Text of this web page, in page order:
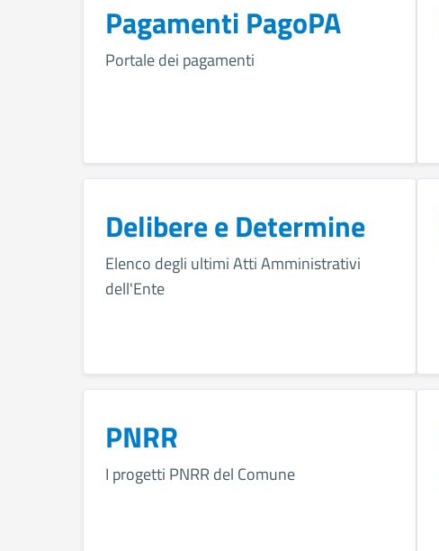
Pagamenti PagoPA
Portale dei pagamenti
Delibere e Determine
Elenco degli ultimi Atti Amministrativi
dell'Ente
PNRR
I progetti PNRR del Comune